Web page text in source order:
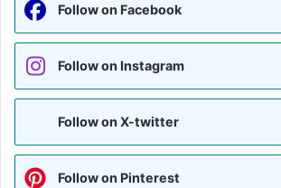
Follow on Facebook
Follow on Instagram
Follow on X-twitter
Follow on Pinterest